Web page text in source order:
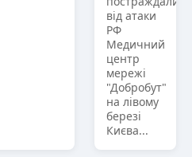
від атаки
РФ
Медичний
центр
мережі
"Добробут"
на лівому
березі
Києва...